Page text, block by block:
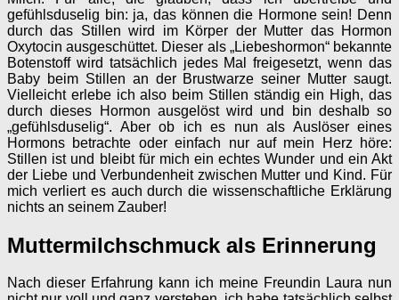
gefühlsduselig bin: ja, das können die Hormone sein! Denn
durch das Stillen wird im Körper der Mutter das Hormon
Oxytocin ausgeschüttet. Dieser als „Liebeshormon“ bekannte
Botenstoff wird tatsächlich jedes Mal freigesetzt, wenn das
Baby beim Stillen an der Brustwarze seiner Mutter saugt.
Vielleicht erlebe ich also beim Stillen ständig ein High, das
durch dieses Hormon ausgelöst wird und bin deshalb so
„gefühlsduselig“. Aber ob ich es nun als Auslöser eines
Hormons betrachte oder einfach nur auf mein Herz höre:
Stillen ist und bleibt für mich ein echtes Wunder und ein Akt
der Liebe und Verbundenheit zwischen Mutter und Kind. Für
mich verliert es auch durch die wissenschaftliche Erklärung
nichts an seinem Zauber!
Muttermilchschmuck als Erinnerung
Nach dieser Erfahrung kann ich meine Freundin Laura nun